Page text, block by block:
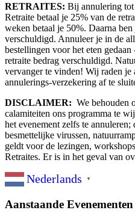
RETRAITES: Bij annulering
Retraite betaal je 25% van de
weken betaal je 50%. Daarna
verschuldigd. Annuleer je in de
bestellingen voor het eten
retraite bedrag verschuldigd.
vervanger te vinden! Wij raden je
annulerings-verzekering af te
DISCLAIMER: We behouden
calamiteiten ons programma te
het evenement zelfs te
besmettelijke virussen,
geldt voor de lezingen,
Retraites. Er is in het geval van
Nederlands ▼
Aanstaande Evenementen